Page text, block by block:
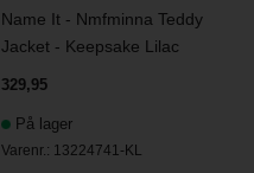
Name It - Nmfminna Teddy
Jacket - Keepsake Lilac
329,95
På lager
Varenr.: 13224741-KL